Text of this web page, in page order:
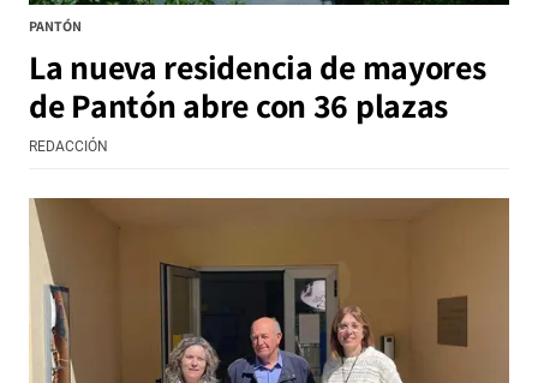
PANTÓN
La nueva residencia de mayores
de Pantón abre con 36 plazas
REDACCIÓN